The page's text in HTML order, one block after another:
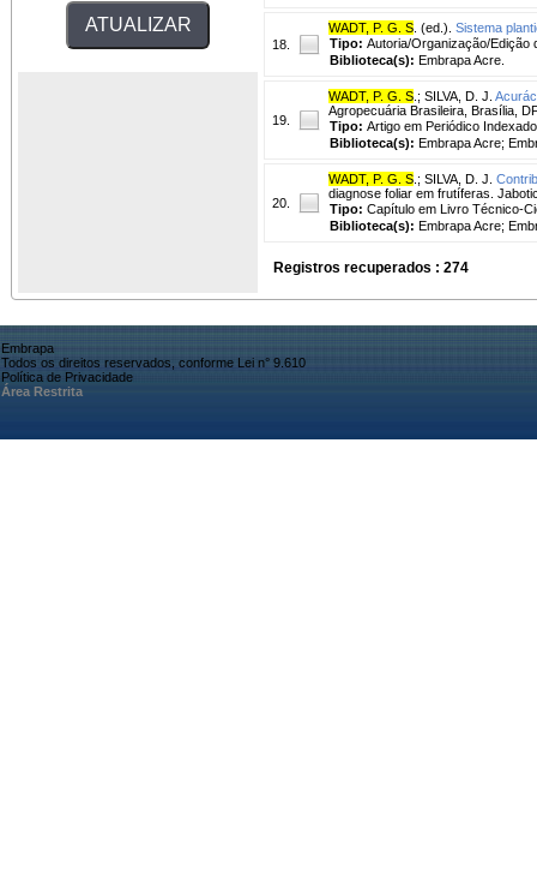
18.
WADT, P. G. S . (ed.). Sistema
Tipo: Autoria/Organização/Edição
Biblioteca(s): Embrapa Acre.
19.
WADT, P. G. S ; SILVA, D. J.
Agropecuária Brasileira, Brasília,
Tipo: Artigo em Periódico Indexado
Biblioteca(s): Embrapa Acre;
20.
WADT, P. G. S ; SILVA, D. J.
diagnose foliar em frutíferas.
Tipo: Capítulo em Livro Técnico-
Biblioteca(s): Embrapa Acre;
Registros recuperados : 274
Embrapa
Todos os direitos reservados, conforme Lei n° 9.610
Política de Privacidade
Área Restrita